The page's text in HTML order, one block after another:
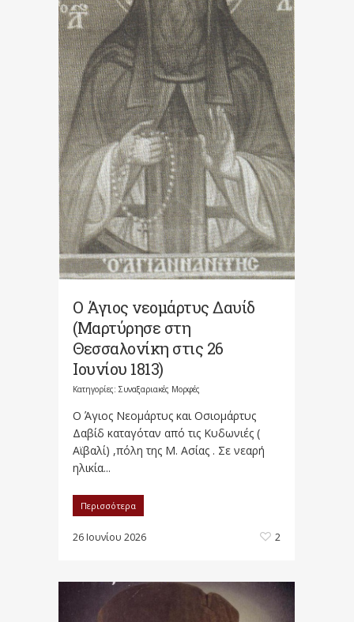
Ο Άγιος νεομάρτυς Δαυίδ
(Μαρτύρησε στη
Θεσσαλονίκη στις 26
Ιουνίου 1813)
Κατηγορίες: Συναξαριακές Μορφές
Ο Άγιος Νεομάρτυς και Οσιομάρτυς
Δαβίδ καταγόταν από τις Κυδωνιές (
Αϊβαλί) ,πόλη της Μ. Ασίας . Σε νεαρή
ηλικία...
Περισσότερα
26 Ιουνίου 2026 2